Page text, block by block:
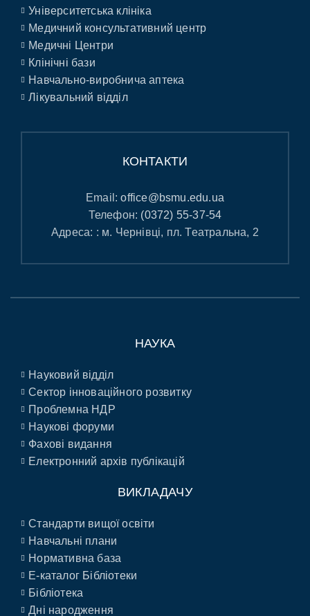
Університетська клініка
Медичний консультативний центр
Медичні Центри
Клінічні бази
Навчально-виробнича аптека
Лікувальний відділ
КОНТАКТИ
Email:office@bsmu.edu.ua
Телефон: (0372) 55-37-54
Адреса: : м. Чернівці, пл. Театральна, 2
НАУКА
Науковий відділ
Сектор інноваційного розвитку
Проблемна НДР
Наукові форуми
Фахові видання
Електронний архів публікацій
ВИКЛАДАЧУ
Стандарти вищої освіти
Навчальні плани
Нормативна база
E-каталог Бібліотеки
Бібліотека
Дні народження